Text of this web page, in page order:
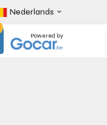
Nederlands
Powered by